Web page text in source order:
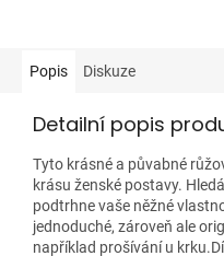
Popis Diskuze
Detailní popis
Tyto krásné a půvabné
krásu ženské postavy.
podtrhne vaše něžné
jednoduché, zároveň ale
například prošívání u